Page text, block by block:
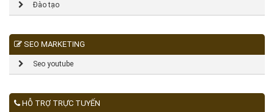
Đào tạo
SEO MARKETING
Seo youtube
HỖ TRỢ TRỰC TUYẾN